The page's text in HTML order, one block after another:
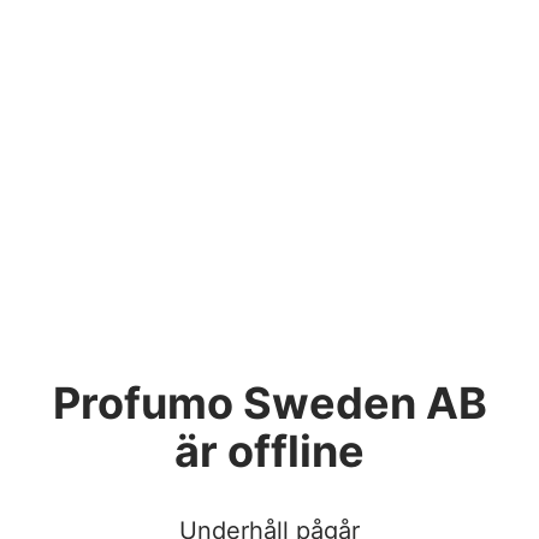
Profumo Sweden AB
är offline
Underhåll pågår